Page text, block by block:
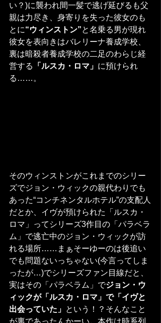
い？)に襲われ間一髪で逃げ延びるも父
親は力尽き、身寄りを失った彼女のも
とに“ウィンストン”と名乗る男が現れ
彼女を表向きはバレリーナ養成学校、
裏は暗殺者養成学校の二足のわらじ経
営する
「ルスカ・ロマ」 に預けられ
る……。
そのウィンストンがこれまでのシリー
ズでジョン・ウィックの親代わりでも
あった“コンチネンタルホテル”の支配人
だとか、イヴが預けられた「ルスカ・
ロマ」ってシリーズ3作目の「パラベラ
ム」で逃亡中のジョン・ウィックが訪
れる場所……まぁそーゆーのは後追い
でも問題ないっちゃない(今言ってしま
ったが…)でシリーズファン目線だと、
実はその「パラベラム」でジョン・ウ
ィックが「ルスカ・ロマ」で「イヴと
出会っていた」 という！？そんなこと
が裏であったんかーい。本作は時系列